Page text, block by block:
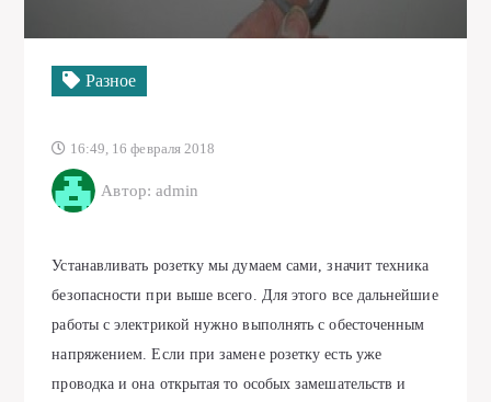
Разное
16:49, 16 февраля 2018
Автор: admin
Устанавливать розетку мы думаем сами, значит техника
безопасности при выше всего. Для этого все дальнейшие
работы с электрикой нужно выполнять с обесточенным
напряжением. Если при замене розетку есть уже
проводка и она открытая то особых замешательств и